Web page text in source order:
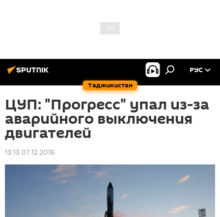
Таджикистан
РУС
ЦУП: "Прогресс" упал из-за
аварийного выключения
двигателей
13:13 07.12.2016